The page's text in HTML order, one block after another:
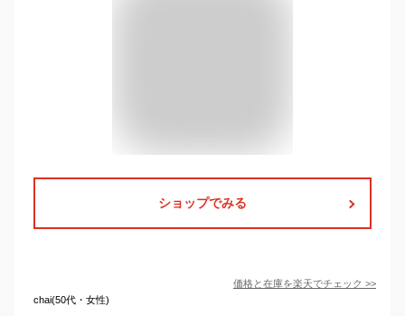
ショップでみる
価格と在庫を楽天でチェック >>
chai(50代・女性)